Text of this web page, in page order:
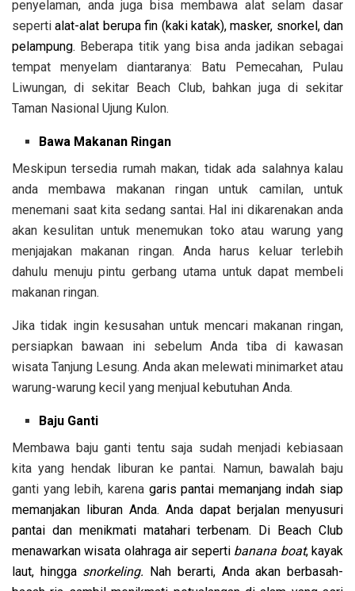
penyelaman, anda juga bisa membawa alat selam dasar
sepertialat-alat berupa fin (kaki katak), masker, snorkel, dan
pelampung. Beberapa titik yang bisa anda jadikan sebagai
tempat menyelam diantaranya: Batu Pemecahan, Pulau
Liwungan, di sekitar Beach Club, bahkan juga di sekitar
Taman Nasional Ujung Kulon.
Bawa Makanan Ringan
Meskipun tersedia rumah makan, tidak ada salahnya kalau
anda membawa makanan ringan untuk camilan, untuk
menemani saat kita sedang santai. Hal ini dikarenakan anda
akankesulitan untuk menemukan toko atau warung yang
menjajakan makanan ringan. Anda harus keluar terlebih
dahulu menuju pintu gerbang utama untuk dapat membeli
makanan ringan.
Jika tidak ingin kesusahan untuk mencari makanan ringan,
persiapkan bawaan ini sebelum Anda tiba di kawasan
wisata Tanjung Lesung. Anda akan melewati minimarket atau
warung-warung kecil yang menjual kebutuhan Anda.
Baju Ganti
Membawa baju ganti tentu saja sudah menjadi kebiasaan
kita yang hendak liburan ke pantai. Namun, bawalah baju
ganti yang lebih, karena garis pantai memanjang indah siap
memanjakan liburan Anda. Anda dapat berjalan menyusuri
pantai dan menikmati matahari terbenam. Di Beach Club
menawarkan wisata olahraga air seperti banana boat, kayak
laut, hingga snorkeling. Nah berarti, Anda akan berbasah-